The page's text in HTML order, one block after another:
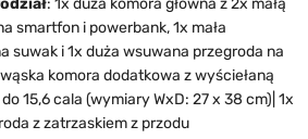
smartfon i powerbank, 1x mała
suwak i 1x duża wsuwana przegroda na
komora dodatkowa z wyściełaną
15,6 cala (wymiary WxD: 27 x 38 cm)| 1x
z zatrzaskiem z przodu